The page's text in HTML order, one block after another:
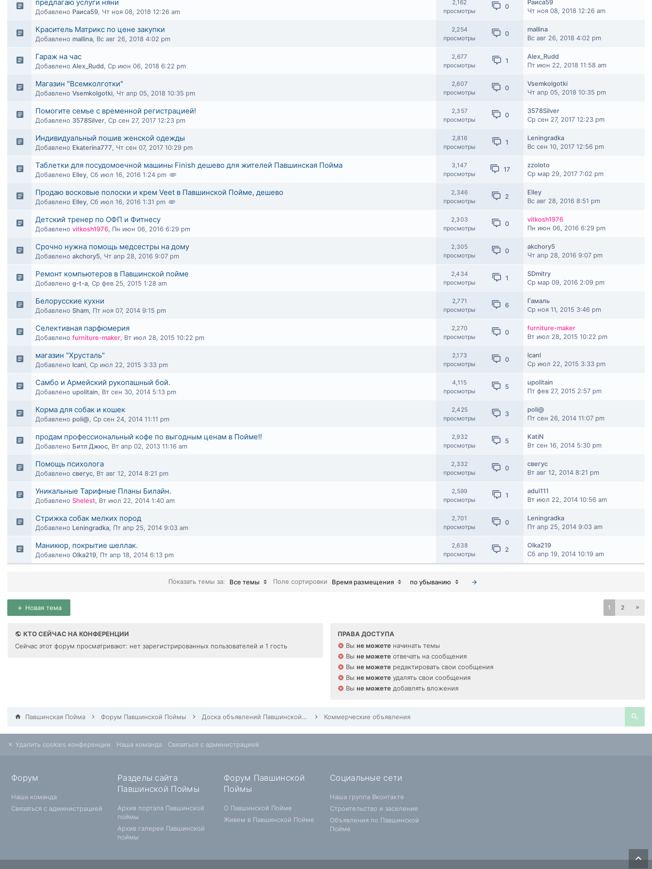
предлагаю услуги няни
Добавлено Раиса59, Чт ноя 08, 2018 12:26 am
2,162
просмотры
0
Раиса59
Чт ноя 08, 2018 12:26 am
Краситель Матрикс по цене закупки
Добавлено mallina, Вс авг 26, 2018 4:02 pm
2,254
просмотры
0
mallina
Вс авг 26, 2018 4:02 pm
Гараж на час
Добавлено Alex_Rudd, Ср июн 06, 2018 6:22 pm
2,677
просмотры
1
Alex_Rudd
Пт июн 22, 2018 11:58 am
Магазин "Всемколготки"
Добавлено Vsemkolgotki, Чт апр 05, 2018 10:35 pm
2,607
просмотры
0
Vsemkolgotki
Чт апр 05, 2018 10:35 pm
Помогите семье с временной регистрацией!
Добавлено 3578Silver, Ср сен 27, 2017 12:23 pm
2,357
просмотры
0
3578Silver
Ср сен 27, 2017 12:23 pm
Индивидуальный пошив женской одежды
Добавлено Ekaterina777, Чт сен 07, 2017 10:29 pm
2,816
просмотры
1
Leningradka
Вс сен 10, 2017 12:56 pm
Таблетки для посудомоечной машины Finish дешево для жителей Павшинская Пойма
Добавлено Elley, Сб июл 16, 2016 1:24 pm
3,147
просмотры
17
zzoloto
Ср мар 29, 2017 7:02 pm
Продаю восковые полоски и крем Veet в Павшинской Пойме, дешево
Добавлено Elley, Сб июл 16, 2016 1:31 pm
2,346
просмотры
2
Elley
Вс авг 28, 2016 8:51 pm
Детский тренер по ОФП и Фитнесу
Добавлено vitkosh1976, Пн июн 06, 2016 6:29 pm
2,303
просмотры
0
vitkosh1976
Пн июн 06, 2016 6:29 pm
Срочно нужна помощь медсестры на дому
Добавлено akchory5, Чт апр 28, 2016 9:07 pm
2,305
просмотры
0
akchory5
Чт апр 28, 2016 9:07 pm
Ремонт компьютеров в Павшинской пойме
Добавлено g-t-a, Ср фев 25, 2015 1:28 am
2,434
просмотры
1
SDmitry
Ср мар 09, 2016 2:09 pm
Белорусские кухни
Добавлено Sham, Пт ноя 07, 2014 9:15 pm
2,771
просмотры
6
Гамаль
Ср ноя 11, 2015 3:46 pm
Селективная парфюмерия
Добавлено furniture-maker, Вт июл 28, 2015 10:22 pm
2,270
просмотры
0
furniture-maker
Вт июл 28, 2015 10:22 pm
магазин "Хрусталь"
Добавлено lcanl, Ср июл 22, 2015 3:33 pm
2,173
просмотры
0
lcanl
Ср июл 22, 2015 3:33 pm
Самбо и Армейский рукопашный бой.
Добавлено upolitain, Вт сен 30, 2014 5:13 pm
4,115
просмотры
5
upolitain
Пт фев 27, 2015 2:57 pm
Корма для собак и кошек
Добавлено poli@, Ср сен 24, 2014 11:11 pm
2,425
просмотры
3
poli@
Пт сен 26, 2014 11:07 pm
продам профессиональный кофе по выгодным ценам в Пойме!!
Добавлено Битл Джюс, Вт апр 02, 2013 11:16 am
2,932
просмотры
5
KatiN
Вт сен 16, 2014 5:30 pm
Помощь психолога
Добавлено свегус, Вт авг 12, 2014 8:21 pm
2,332
просмотры
0
свегус
Вт авг 12, 2014 8:21 pm
Уникальные Тарифные Планы Билайн.
Добавлено Shelest, Вт июл 22, 2014 1:40 am
2,599
просмотры
1
adul111
Вт июл 22, 2014 10:56 am
Стрижка собак мелких пород
Добавлено Leningradka, Пт апр 25, 2014 9:03 am
2,701
просмотры
0
Leningradka
Пт апр 25, 2014 9:03 am
Маникюр, покрытие шеллак.
Добавлено Olka219, Пт апр 18, 2014 6:13 pm
2,638
просмотры
2
Olka219
Сб апр 19, 2014 10:19 am
Показать темы за: Все темы Поле сортировки Время размещения по убыванию
Новая тема 1 2
КТО СЕЙЧАС НА КОНФЕРЕНЦИИ
Сейчас этот форум просматривают: нет зарегистрированных пользователей и 1 гость
ПРАВА ДОСТУПА
Вы не можетеначинать темы
Вы не можетеотвечать на сообщения
Вы не можетередактировать свои сообщения
Вы не можетеудалять свои сообщения
Вы не можетедобавлять вложения
Павшинская Пойма Форум Павшинской Поймы Доска объявлений Павшинской Поймы Коммерческие объявления
Удалить cookies конференции Наша команда Связаться с администрацией
Форум
Наша команда
Связаться с администрацией
Разделы сайта
Павшинской Поймы
Архив портала Павшинской
поймы
Архив галереи Павшинской
поймы
Форум Павшинской
Поймы
О Павшинской Пойме
Живем в Павшинской Пойме
Социальные сети
Наша группа Вконтакте
Строительство и заселение
Объявления по Павшинской
Пойме